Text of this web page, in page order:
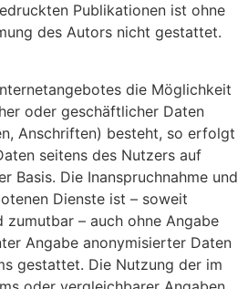
Publikationen ist ohne
des Autors nicht gestattet.
die Möglichkeit
oder geschäftlicher Daten
Anschriften) besteht, so erfolgt
seitens des Nutzers auf
Basis. Die Inanspruchnahme und
Dienste ist – soweit
– auch ohne Angabe
Angabe anonymisierter Daten
gestattet. Die Nutzung der im